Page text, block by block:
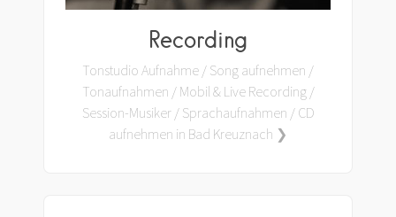
Recording
Tonstudio Aufnahme / Song aufnehmen /
Tonaufnahmen / Mobil & Live Recording /
Session-Musiker / Sprachaufnahmen / CD
aufnehmen in Bad Kreuznach ❯